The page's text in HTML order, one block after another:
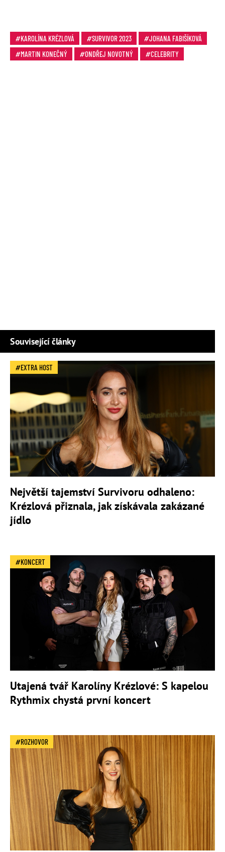
KAROLÍNA KRÉZLOVÁ SURVIVOR 2023
JOHANA FABIŠÍKOVÁ
MARTIN KONEČNÝ
ONDŘEJ NOVOTNÝ CELEBRITY
Související články
EXTRA HOST
Největší tajemství Survivoru odhaleno:
Krézlová přiznala, jak získávala zakázané
jídlo
KONCERT
Utajená tvář Karolíny Krézlové: S kapelou
Rythmix chystá první koncert
ROZHOVOR